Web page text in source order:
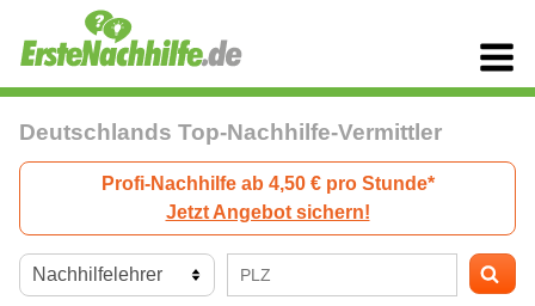
Deutschlands Top-Nachhilfe-Vermittler
Profi-Nachhilfe ab 4,50 € pro Stunde*
Jetzt Angebot sichern!